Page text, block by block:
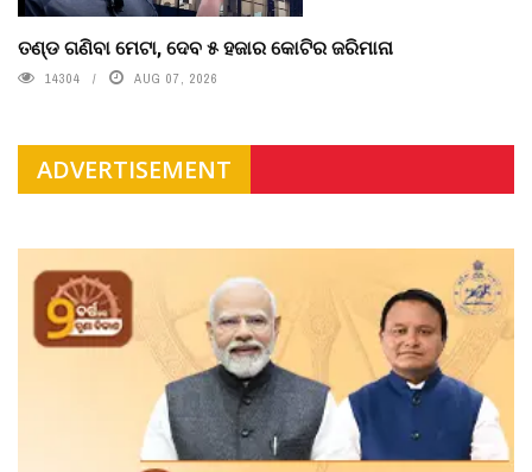
ତଣ୍ଡ ଗଣିବା ମେଟା, ଦେବ ୫ ହଜାର କୋଟିର ଜରିମାନା
14304 AUG 07, 2026
ADVERTISEMENT